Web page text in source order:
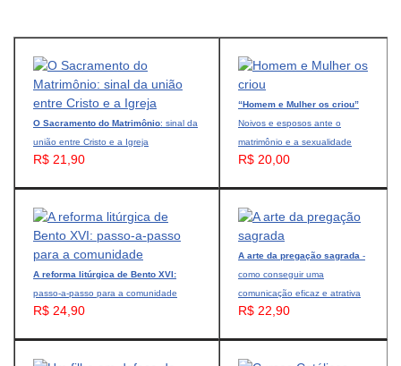
O Sacramento do Matrimônio: sinal da
união entre Cristo e a Igreja
R$ 21,90
“Homem e Mulher os criou”
Noivos e esposos ante o
matrimônio e a sexualidade
R$ 20,00
A reforma litúrgica de Bento XVI:
passo-a-passo para a comunidade
R$ 24,90
A arte da pregação sagrada -
como conseguir uma
comunicação eficaz e atrativa
R$ 22,90